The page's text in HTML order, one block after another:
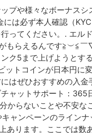
プや様々なボーナス
は必ず本人確認（
ってください。. エル
もらえるんです≧︶≦
ク5まで上げようとす
トコインが日本円に
はぜひおすすめの入
ャットサポート：
からないことや不安
ャンペーンのライン
ります。ここでは数